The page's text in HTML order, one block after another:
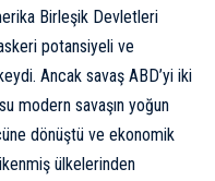
Birleşik Devletleri
potansiyeli ve
Ancak savaş ABD’yi iki
modern savaşın yoğun
dönüştü ve ekonomik
ülkelerinden